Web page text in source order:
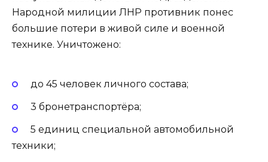
Народной милиции ЛНР противник понес
большие потери в живой силе и военной
технике. Уничтожено:
до 45 человек личного состава;
3 бронетранспортёра;
5 единиц специальной автомобильной
техники;